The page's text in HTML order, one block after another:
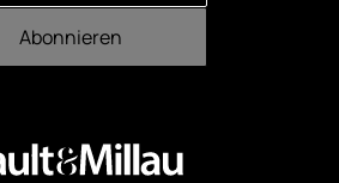
Abonnieren